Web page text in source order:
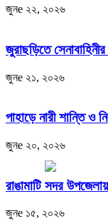
জুনe ২২, ২০২৬
জুরাছড়িতে
জুনe ২১, ২০২৬
পাহাড়ে নারী শান্তি ও
জুনe ২০, ২০২৬
রাঙামাটি সদর
জুনe ১৫, ২০২৬